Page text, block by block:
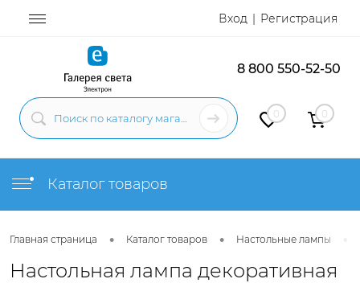
Вход Регистрация
8 800 550-52-50
0 0
Каталог товаров
Главная страница • Каталог товаров • Настольные лампы
Настольная лампа декоративная